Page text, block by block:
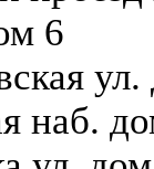
6
наб.